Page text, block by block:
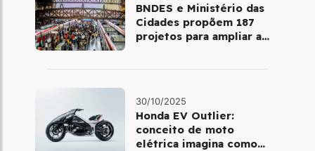
BNDES e Ministério das
Cidades propõem 187
projetos para ampliar a
30/10/2025
Honda EV Outlier:
conceito de moto
elétrica imagina como